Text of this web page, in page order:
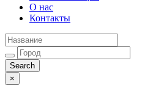
О нас
Контакты
×